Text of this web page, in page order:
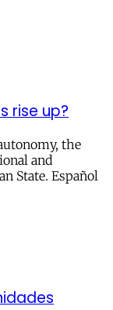
rise up?
the
and
State. Español